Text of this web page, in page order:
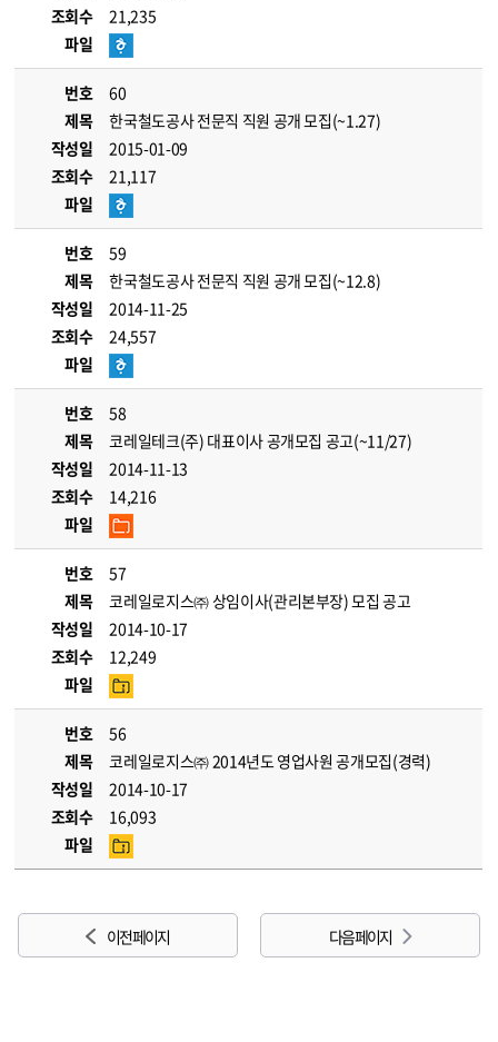
조회수
21,235
파일
번호
60
제목
한국철도공사 전문직 직원 공개 모집(~1.27)
작성일
2015-01-09
조회수
21,117
파일
번호
59
제목
한국철도공사 전문직 직원 공개 모집(~12.8)
작성일
2014-11-25
조회수
24,557
파일
번호
58
제목
코레일테크(주) 대표이사 공개모집 공고(~11/27)
작성일
2014-11-13
조회수
14,216
파일
번호
57
제목
코레일로지스㈜ 상임이사(관리본부장) 모집 공고
작성일
2014-10-17
조회수
12,249
파일
번호
56
제목
코레일로지스㈜ 2014년도 영업사원 공개모집(경력)
작성일
2014-10-17
조회수
16,093
파일
이전 페이지 다음 페이지